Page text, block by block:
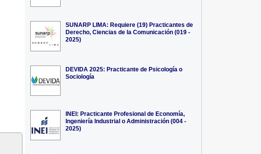
SUNARP LIMA: Requiere (19) Practicantes de
Derecho, Ciencias de la Comunicación (019 -
2025)
DEVIDA 2025: Practicante de Psicología o
Sociología
INEI: Practicante Profesional de Economía,
Ingeniería Industrial o Administración (004 -
2025)